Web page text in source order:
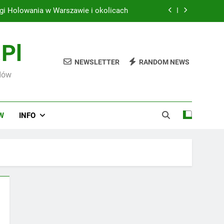
Holowania w Warszawie i okolicach
przewodnik dla kierowców
na trasie dzięki pomocy drogowej
Jak GPS i aplikacje zmieniają rynek
NEWSLETTER RANDOM NEWS
INFO